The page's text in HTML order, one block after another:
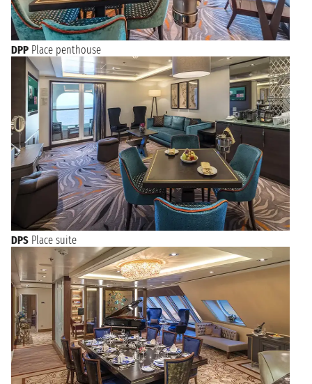
DPP Place penthouse
DPS Place suite